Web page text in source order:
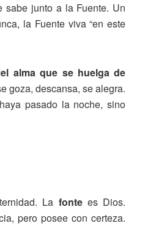
sabe junto a la Fuente. Un
la Fuente viva “en este
alma que se huelga de
goza, descansa, se alegra.
pasado la noche, sino
La fontees Dios.
pero posee con certeza.